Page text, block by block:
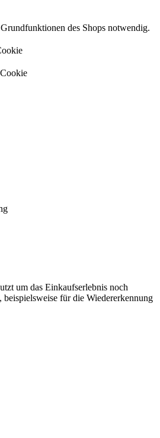
des Shops notwendig.
um das Einkaufserlebnis noch
beispielsweise für die Wiedererkennung